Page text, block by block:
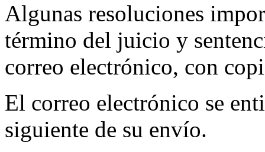
Algunas resoluciones
término del juicio y
correo electrónico, con
El correo electrónico se
siguiente de su envío.